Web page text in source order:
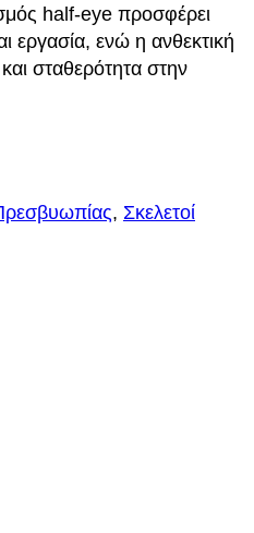
half-eye προσφέρει
εργασία, ενώ η ανθεκτική
σταθερότητα στην
, Σκελετοί